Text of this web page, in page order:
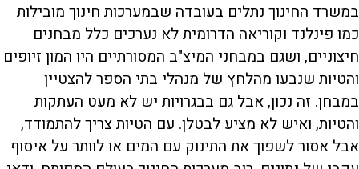
במשרד החינוך נתלים בעובדה שבמערכות חינוך מובילות
כמו פינלנד וקוריאה הדרומית לא נערכים כלל מבחנים
חיצוניים, ושגם במבחני המיצ"ב המסורתיים היו המון זיופים
והטיות שנבעו מהלחץ של מנהלי בתי הספר להצטיין
במבחן. זה נכון, אבל גם בבגרויות יש לא מעט העתקות
והטיות, ואיש לא מציע לבטלן. עם הטיות צריך להתמודד,
אבל אסור לשפוך את התינוק עם המים או לוותר על איסוף